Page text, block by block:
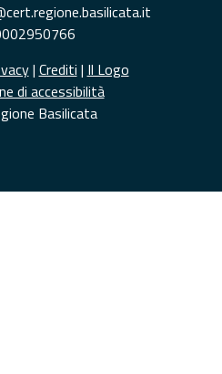
| Crediti | Il Logo
di accessibilità
Basilicata